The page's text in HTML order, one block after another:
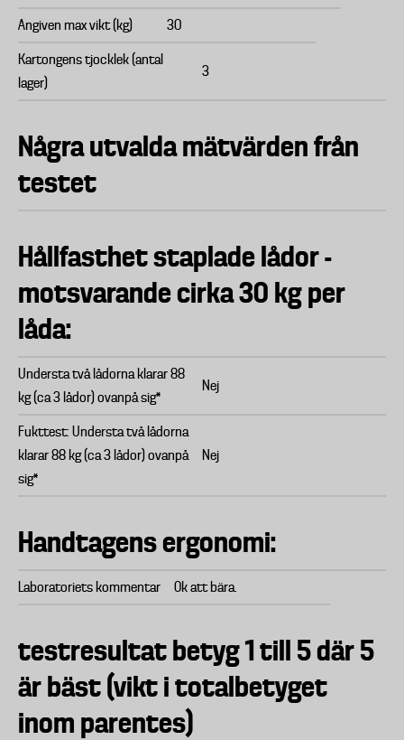
Angiven max vikt (kg) 30
Kartongens tjocklek (antal
lager)
3
Några utvalda mätvärden från
testet
Hållfasthet staplade lådor -
motsvarande cirka 30 kg per
låda:
Understa två lådorna klarar 88
kg (ca 3 lådor) ovanpå sig*
Nej
Fukttest: Understa två lådorna
klarar 88 kg (ca 3 lådor) ovanpå
sig*
Nej
Handtagens ergonomi:
Laboratoriets kommentar Ok att bära.
testresultat betyg 1 till 5 där 5
är bäst (vikt i totalbetyget
inom parentes)